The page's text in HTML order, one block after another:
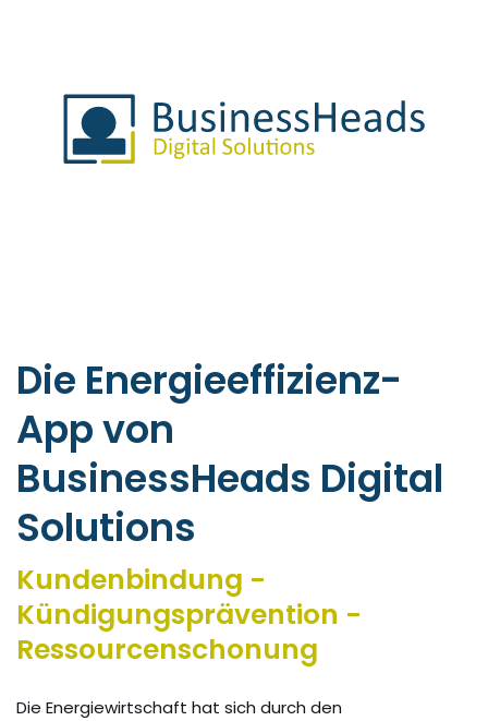
Die Energieeffizienz-
App von
BusinessHeads Digital
Solutions
Kundenbindung -
Kündigungsprävention -
Ressourcenschonung
Die Energiewirtschaft hat sich durch den